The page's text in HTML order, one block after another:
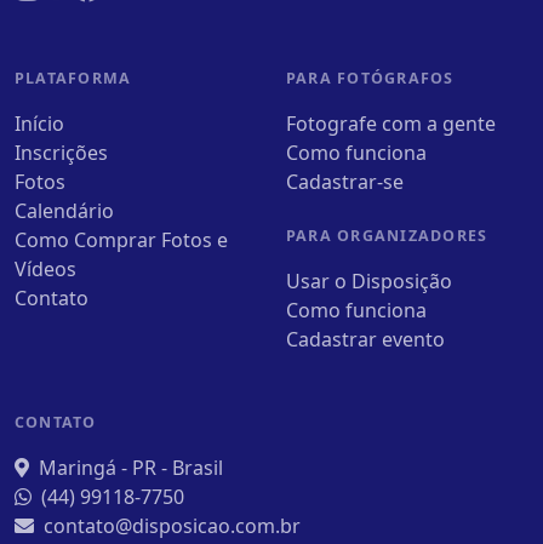
PLATAFORMA
Início
Inscrições
Fotos
Calendário
Como Comprar Fotos e
Vídeos
Contato
PARA FOTÓGRAFOS
Fotografe com a gente
Como funciona
Cadastrar-se
PARA ORGANIZADORES
Usar o Disposição
Como funciona
Cadastrar evento
CONTATO
Maringá - PR - Brasil
(44) 99118-7750
contato@disposicao.com.br